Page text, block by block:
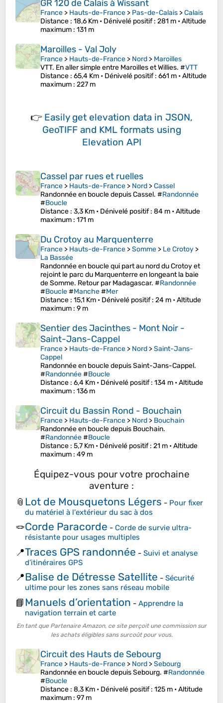
GR 120 de Calais à Wissant
France > Hauts-de-France > Pas-de-Calais >Calais
Distance : 18,6 Km • Dénivelé positif: 281 m •Altitude
maximum : 131 m
Maroilles - Val Joly
France > Hauts-de-France > Nord > Maroilles
VTT. En aller simple entre Maroilles et Willies. #VTT
Distance : 65,4 Km • Dénivelé positif: 661 m •Altitude
maximum : 227 m
👉 Easily get elevation data in JSON,
GeoTIFF and KML formats using
Elevation API
Cassel par rues et ruelles
France > Hauts-de-France > Nord >Cassel
Randonnée en boucle depuis Cassel. #Randonnée
#Boucle
Distance : 3,3 Km • Dénivelé positif: 84 m •Altitude
maximum : 171 m
Du Crotoy au Marquenterre
France > Hauts-de-France >Somme > Le Crotoy >
La Bassée
Randonnée en boucle qui part au nord du Crotoy et
rejoint le parc du Marquenterre en longeant la baie
de Somme. Retour par Madagascar. #Randonnée
#Boucle#Manche#Mer
Distance : 15,1 Km • Dénivelé positif: 24 m •Altitude
maximum : 9 m
Sentier des Jacinthes - Mont Noir -
Saint-Jans-Cappel
France > Hauts-de-France > Nord >Saint-Jans-
Cappel
Randonnée en boucle depuis Saint-Jans-Cappel.
#Randonnée#Boucle
Distance : 6,4 Km • Dénivelé positif: 134 m •Altitude
maximum : 136 m
Circuit du Bassin Rond - Bouchain
France > Hauts-de-France > Nord > Bouchain
Randonnée en boucle depuis Bouchain.
#Randonnée#Boucle
Distance : 5,7 Km • Dénivelé positif: 21 m •Altitude
maximum : 49 m
Équipez-vous pour votre prochaine
aventure :
📎 Lot de Mousquetons Légers - Pour fixer
du matériel à l'extérieur du sac à dos
🪢Corde Paracorde - Corde de survie ultra-
résistante pour usages multiples
📍Traces GPS randonnée - Suivi et analyse
d’itinéraires GPS
📍Balise de Détresse Satellite - Sécurité
ultime pour les zones sans réseau mobile
📘Manuels d’orientation - Apprendre la
navigation terrain et carte
En tant que Partenaire Amazon, ce site perçoit une commission sur
les achats éligibles sans surcoût pour vous.
Circuit des Hauts de Sebourg
France > Hauts-de-France > Nord >Sebourg
Randonnée en boucle depuis Sebourg. #Randonnée
#Boucle
Distance : 8,3 Km • Dénivelé positif: 125 m •Altitude
maximum : 97 m